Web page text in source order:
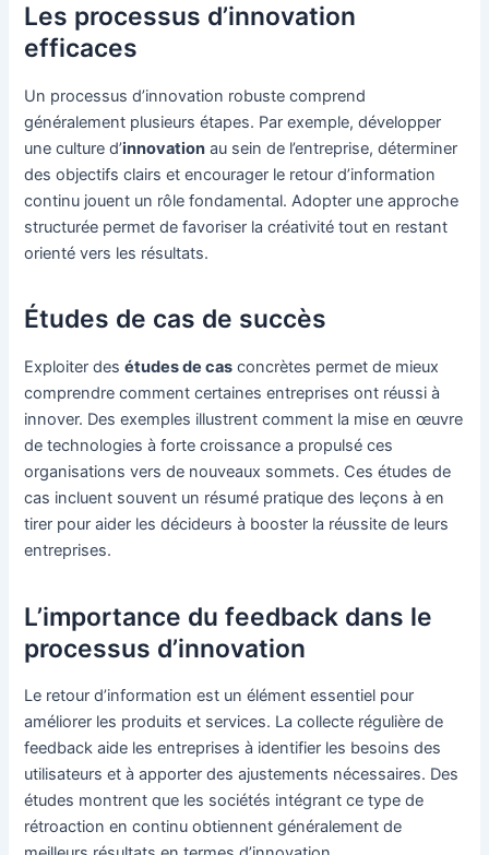
Les processus d’innovation
efficaces
Un processus d’innovation robuste comprend
généralement plusieurs étapes. Par exemple, développer
une culture d’innovation au sein de l’entreprise, déterminer
des objectifs clairs et encourager le retour d’information
continu jouent un rôle fondamental. Adopter une approche
structurée permet de favoriser la créativité tout en restant
orienté vers les résultats.
Études de cas de succès
Exploiter desétudes de cas concrètes permet de mieux
comprendre comment certaines entreprises ont réussi à
innover. Des exemples illustrent comment la mise en œuvre
de technologies à forte croissance a propulsé ces
organisations vers de nouveaux sommets. Ces études de
cas incluent souvent un résumé pratique des leçons à en
tirer pour aider les décideurs à booster la réussite de leurs
entreprises.
L’importance du feedback dans le
processus d’innovation
Le retour d’information est un élément essentiel pour
améliorer les produits et services. La collecte régulière de
feedback aide les entreprises à identifier les besoins des
utilisateurs et à apporter des ajustements nécessaires. Des
études montrent que les sociétés intégrant ce type de
rétroaction en continu obtiennent généralement de